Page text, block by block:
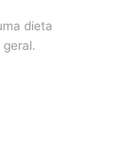
dieta